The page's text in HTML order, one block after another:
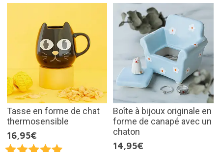
Tasse en forme de chat
thermosensible
16,95€
Boîte à bijoux originale en
forme de canapé avec un
chaton
14,95€